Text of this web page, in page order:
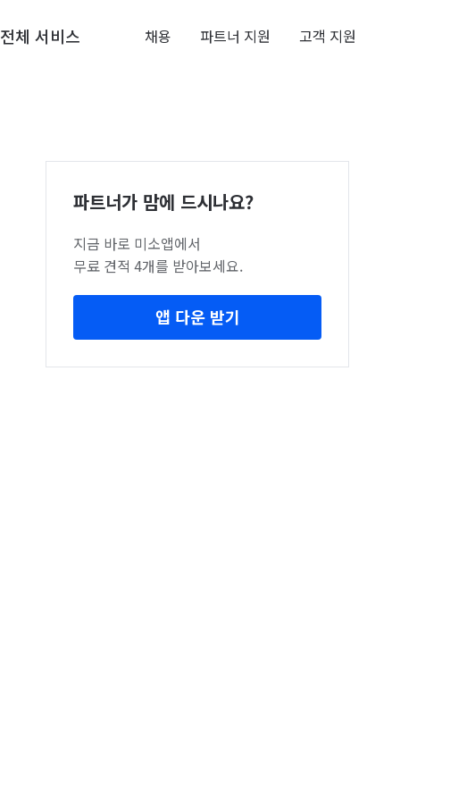
전체 서비스 채용 파트너 지원 고객 지원
파트너가 맘에 드시나요?
지금 바로 미소앱에서
무료 견적 4개를 받아보세요.
앱 다운 받기